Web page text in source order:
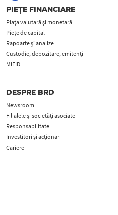
PIEȚE FINANCIARE
Piața valutară și monetară
Piețe de capital
Rapoarte și analize
Custodie, depozitare, emitenți
MiFID
DESPRE BRD
Newsroom
Filialele și societăți asociate
Responsabilitate
Investitori și acționari
Cariere